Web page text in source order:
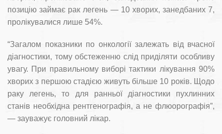
позицію займає рак легень — 10 хворих, занедбаних 7,
пролікувалися лише 54%.
“Загалом показники по онкології залежать від вчасної
діагностики, тому обстеженню слід приділяти особливу
увагу. При правильному виборі тактики лікування 90%
хворих з першою стадією живуть більше 10 років. Щодо
раку легень, то для ранньої діагностики пухлинних
станів необхідна рентгенографія, а не флюорографія”,
— зауважує головний лікар.